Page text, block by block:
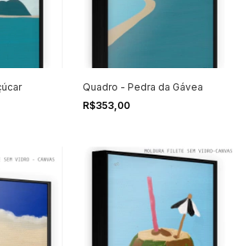
Quadro - Pedra da Gávea
R$353,00